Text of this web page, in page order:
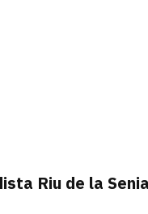
Riu de la Senia